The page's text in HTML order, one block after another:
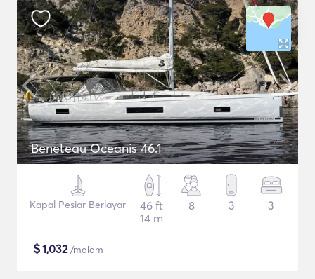
Beneteau Oceanis 46.1
Kapal Pesiar Berlayar
46 ft
14 m
8 3 3
$1,032/malam